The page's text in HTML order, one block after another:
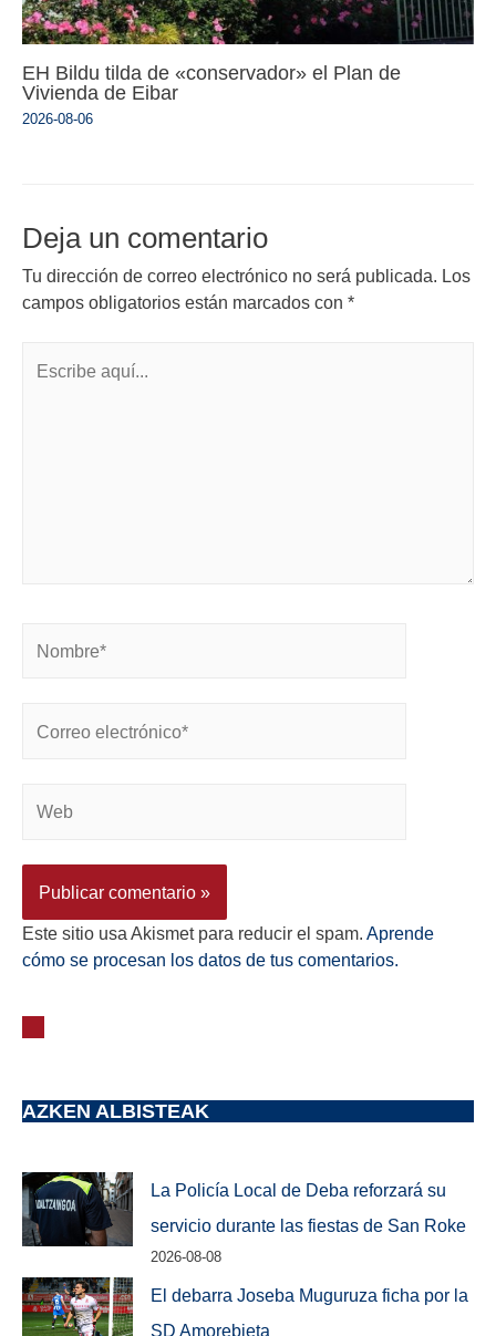
EH Bildu tilda de «conservador» el Plan de
Vivienda de Eibar
2026-08-06
Deja un comentario
Tu dirección de correo electrónico no será publicada. Los
campos obligatorios están marcados con *
Este sitio usa Akismet para reducir el spam. Aprende
cómo se procesan los datos de tus comentarios.
AZKEN ALBISTEAK
La Policía Local de Deba reforzará su
servicio durante las fiestas de San Roke
2026-08-08
El debarra Joseba Muguruza ficha por la
SD Amorebieta